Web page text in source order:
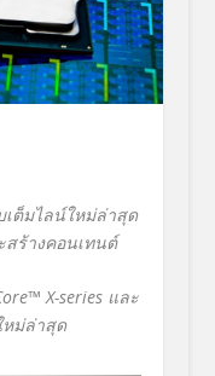
ต็มไลน์ใหม่ล่าสุด
สร้างคอนเทนต์
X-series และ
หม่ล่าสุด